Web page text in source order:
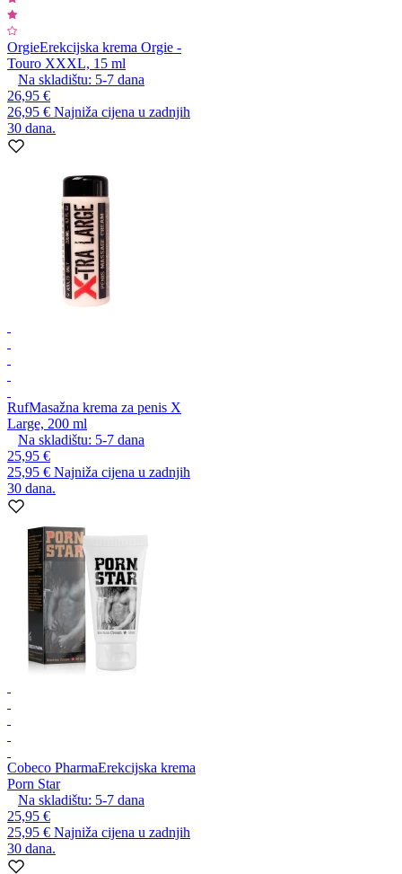
OrgieErekcijska krema Orgie -
Touro XXXL, 15 ml
Na skladištu: 5-7 dana
26,95 €
26,95 € Najniža cijena u zadnjih
30 dana.
RufMasažna krema za penis X
Large, 200 ml
Na skladištu: 5-7 dana
25,95 €
25,95 € Najniža cijena u zadnjih
30 dana.
Cobeco PharmaErekcijska krema
Porn Star
Na skladištu: 5-7 dana
25,95 €
25,95 € Najniža cijena u zadnjih
30 dana.